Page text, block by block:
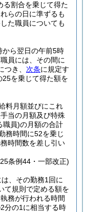
る割合を乗じて得た
れらの日に準ずるも
た職員についても
ら翌日の午前5時
員には、その間に
き、 次条に規定す
を乗じて得た額を
料月額並びにこれ
当の月額及び特殊
職員)の月額の合計
務時間に52を乗じ
時間数を差し引い
条例44・一部改正)
、その勤務1回に
て規則で定める額を
務が行われる時間
分の1に相当する時